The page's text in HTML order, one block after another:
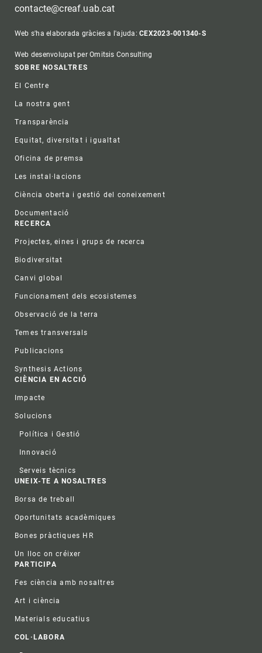
contacte@creaf.uab.cat
Web s'ha elaborada gràcies a l'ajuda:CEX2023-001340-S
Web desenvolupat per Omitsis Consulting
Footer
SOBRE NOSALTRES
El Centre
La nostra gent
Transparència
Equitat, diversitat i igualtat
Oficina de premsa
Les instal·lacions
Ciència oberta i gestió del coneixement
Documentació
RECERCA
Projectes, eines i grups de recerca
Biodiversitat
Canvi global
Funcionament dels ecosistemes
Observació de la terra
Temes transversals
Publicacions
Synthesis Actions
CIÈNCIA EN ACCIÓ
Impacte
Solucions
Política i Gestió
Innovació
Serveis tècnics
UNEIX-TE A NOSALTRES
Borsa de treball
Oportunitats acadèmiques
Bones pràctiques HR
Un lloc on créixer
PARTICIPA
Fes ciència amb nosaltres
Art i ciència
Materials educatius
COL·LABORA